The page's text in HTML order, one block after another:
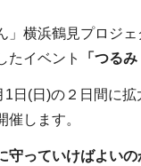
横浜鶴見プロジ
たイベント
「つる
日(日)の２日間に
します。
守っていけばよい